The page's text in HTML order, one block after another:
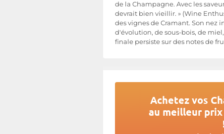
de la Champagne. Avec les
devrait bien vieillir. » (Wine
des vignes de Cramant. Son nez
d'évolution, de sous-bois, de
finale persiste sur des notes de
Achetez vos
au meilleur